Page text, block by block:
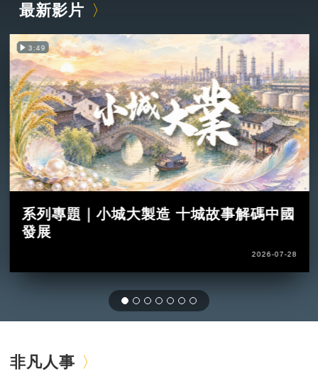
最新影片
3:49
系列專題｜小城大製造 十城故事解碼中國
發展
2026-07-28
非凡人事